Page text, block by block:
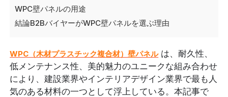
WPC壁パネルの用途
結論B2BバイヤーがWPC壁パネルを選ぶ理由
WPC（木材プラスチック複合材）壁パネルは、耐久性、
低メンテナンス性、美的魅力のユニークな組み合わせ
により、建設業界やインテリアデザイン業界で最も人
気のある材料の一つとして浮上している。本記事で